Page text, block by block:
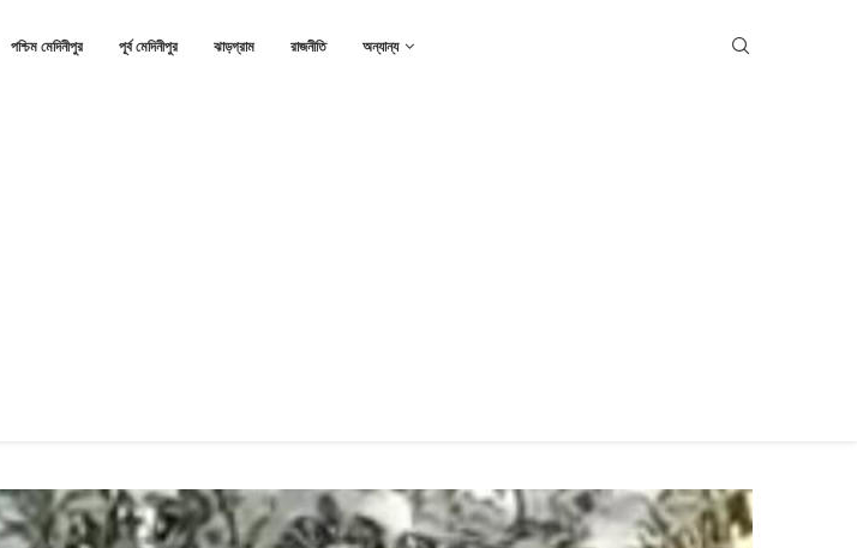
পশ্চিম মেদিনীপুর পূর্ব মেদিনীপুর ঝাড়গ্রাম রাজনীতি অন্যান্য